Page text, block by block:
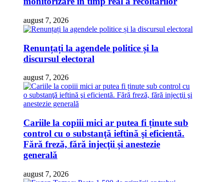
august 7, 2026
Renunțați la agendele politice și la
discursul electoral
august 7, 2026
Cariile la copiii mici ar putea fi ținute sub
control cu o substanţă ieftină şi eficientă.
Fără freză, fără injecţii şi anestezie
generală
august 7, 2026